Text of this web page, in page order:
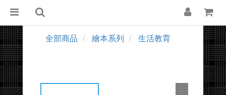
全部商品 繪本系列 生活教育